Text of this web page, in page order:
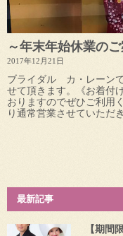
～年末年始休業のご
2017年12月21日
ブライダル カ・レーン
せて頂きます。《お着付
おりますのでぜひご利用
り通常営業させていただ
最新記事
【期間